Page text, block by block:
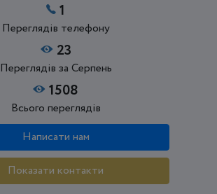
1
Переглядів телефону
23
Переглядів за Серпень
1508
Всього переглядів
Написати нам
Показати контакти